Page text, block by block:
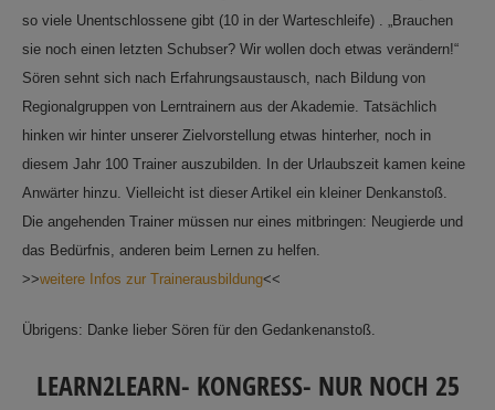
so viele Unentschlossene gibt (10 in der Warteschleife) . „Brauchen
sie noch einen letzten Schubser? Wir wollen doch etwas verändern!“
Sören sehnt sich nach Erfahrungsaustausch, nach Bildung von
Regionalgruppen von Lerntrainern aus der Akademie. Tatsächlich
hinken wir hinter unserer Zielvorstellung etwas hinterher, noch in
diesem Jahr 100 Trainer auszubilden. In der Urlaubszeit kamen keine
Anwärter hinzu. Vielleicht ist dieser Artikel ein kleiner Denkanstoß.
Die angehenden Trainer müssen nur eines mitbringen: Neugierde und
das Bedürfnis, anderen beim Lernen zu helfen.
>>weitere Infos zur Trainerausbildung<<
Übrigens: Danke lieber Sören für den Gedankenanstoß.
LEARN2LEARN- KONGRESS- NUR NOCH 25